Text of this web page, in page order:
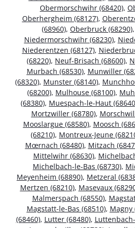
Obermorschwihr (68420),
Oberhergheim (68127),
(68960), Oberbruck (68290),
Niedermorschwihr (68230),
Niederentzen (68127),
(68220), Neuf-Brisach (68600),
Murbach (68530), Munwiller
(68320), Munster (68140),
(68200), Mulhouse (68100),
(68380), Muespach-le-Haut
Mortzwiller (68780),
Mooslargue (68580), Moosch
(68210), Montreux-Jeune
Mœrnach (68480), Mitzach
Mittelwihr (68630),
Michelbach-le-Bas (68730),
Meyenheim (68890), Metzeral
Mertzen (68210), Masevaux
Malmerspach (68550),
Magstatt-le-Bas (68510), Magny
(68460), Lutter (68480),